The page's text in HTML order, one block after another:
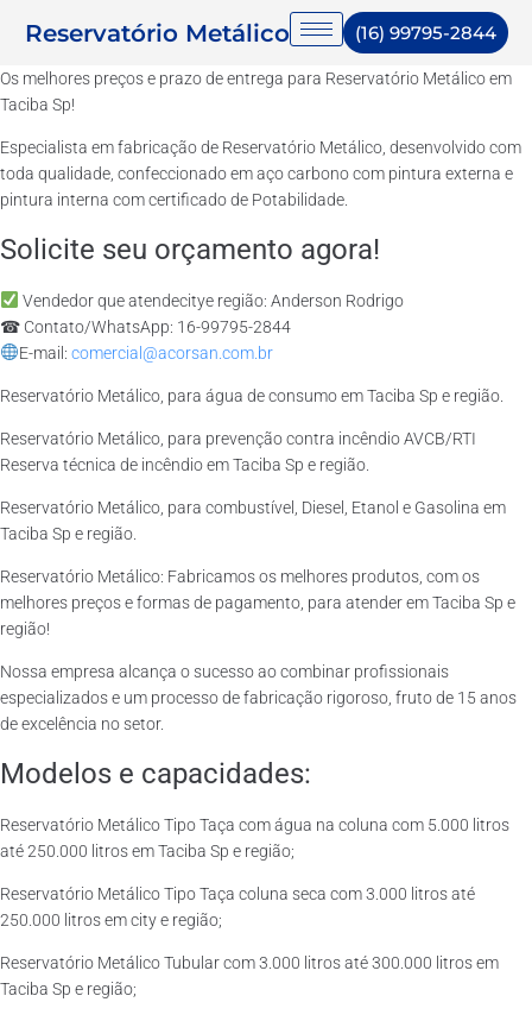
Reservatório Metálico (16) 99795-2844
Os melhores preços e prazo de entrega para Reservatório Metálico em
Taciba Sp!
Especialista em fabricação de Reservatório Metálico, desenvolvido com
toda qualidade, confeccionado em aço carbono com pintura externa e
pintura interna com certificado de Potabilidade.
Solicite seu orçamento agora!
Vendedor que atendecitye região: Anderson Rodrigo
☎ Contato/WhatsApp: 16-99795-2844
E-mail: comercial@acorsan.com.br
Reservatório Metálico, para água de consumo em Taciba Sp e região.
Reservatório Metálico, para prevenção contra incêndio AVCB/RTI
Reserva técnica de incêndio em Taciba Sp e região.
Reservatório Metálico, para combustível, Diesel, Etanol e Gasolina em
Taciba Sp e região.
Reservatório Metálico: Fabricamos os melhores produtos, com os
melhores preços e formas de pagamento, para atender em Taciba Sp e
região!
Nossa empresa alcança o sucesso ao combinar profissionais
especializados e um processo de fabricação rigoroso, fruto de 15 anos
de excelência no setor.
Modelos e capacidades:
Reservatório Metálico Tipo Taça com água na coluna com 5.000 litros
até 250.000 litros em Taciba Sp e região;
Reservatório Metálico Tipo Taça coluna seca com 3.000 litros até
250.000 litros em city e região;
Reservatório Metálico Tubular com 3.000 litros até 300.000 litros em
Taciba Sp e região;